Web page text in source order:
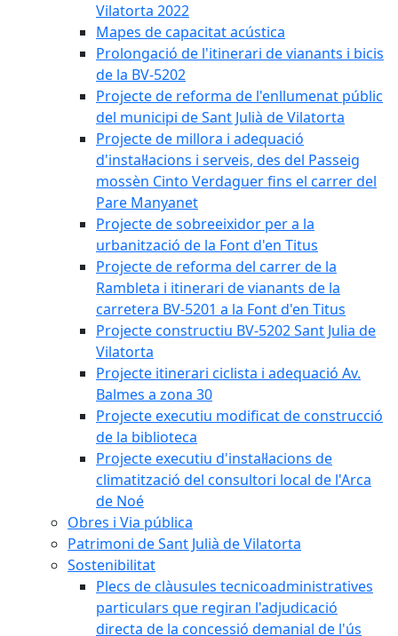
Vilatorta 2022
Mapes de capacitat acústica
Prolongació de l'itinerari de vianants i bicis
de la BV-5202
Projecte de reforma de l'enllumenat públic
del municipi de Sant Julià de Vilatorta
Projecte de millora i adequació
d'instal·lacions i serveis, des del Passeig
mossèn Cinto Verdaguer fins el carrer del
Pare Manyanet
Projecte de sobreeixidor per a la
urbanització de la Font d'en Titus
Projecte de reforma del carrer de la
Rambleta i itinerari de vianants de la
carretera BV-5201 a la Font d'en Titus
Projecte constructiu BV-5202 Sant Julia de
Vilatorta
Projecte itinerari ciclista i adequació Av.
Balmes a zona 30
Projecte executiu modificat de construcció
de la biblioteca
Projecte executiu d'instal·lacions de
climatització del consultori local de l'Arca
de Noé
Obres i Via pública
Patrimoni de Sant Julià de Vilatorta
Sostenibilitat
Plecs de clàusules tecnicoadministratives
particulars que regiran l'adjudicació
directa de la concessió demanial de l'ús